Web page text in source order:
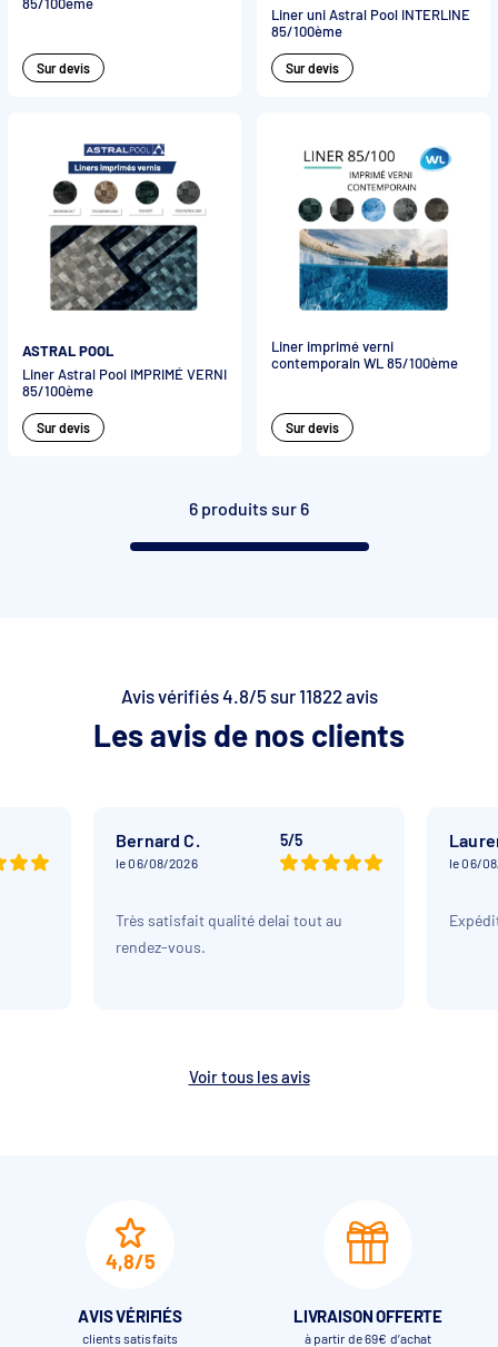
Sur devis
Liner uni Astral Pool INTERLINE
85/100ème
Sur devis
ASTRAL POOL
Liner Astral Pool IMPRIMÉ VERNI
85/100ème
Sur devis
Liner imprimé verni
contemporain WL 85/100ème
Sur devis
6 produits sur 6
Avis vérifiés 4.8/5 sur 11822 avis
Les avis de nos clients
Bernard C. 5/5
le 06/08/2026
Très satisfait qualité delai tout au
rendez-vous.
le 06/
Voir tous les avis
4,8/5
AVIS VÉRIFIÉS
clients satisfaits
LIVRAISON OFFERTE
à partir de 69€ d’achat